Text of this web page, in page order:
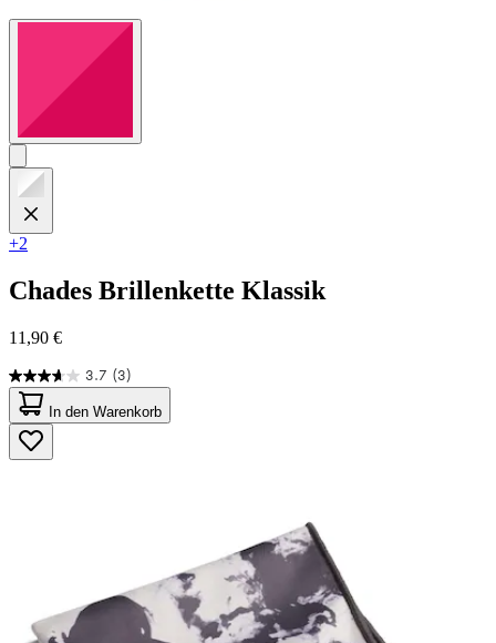
+2
Chades Brillenkette Klassik
11,90 €
3.7 (3)
3.7
von
5
Sternen.
3
In den Warenkorb